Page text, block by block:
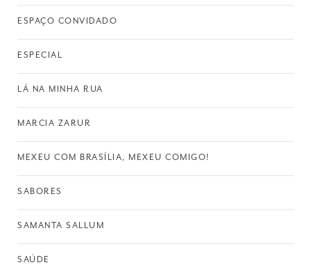
ESPAÇO CONVIDADO
ESPECIAL
LÁ NA MINHA RUA
MARCIA ZARUR
MEXEU COM BRASÍLIA, MEXEU COMIGO!
SABORES
SAMANTA SALLUM
SAÚDE